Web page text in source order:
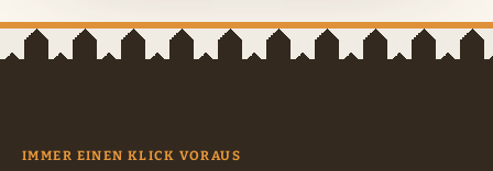
IMMER EINEN KLICK VORAUS